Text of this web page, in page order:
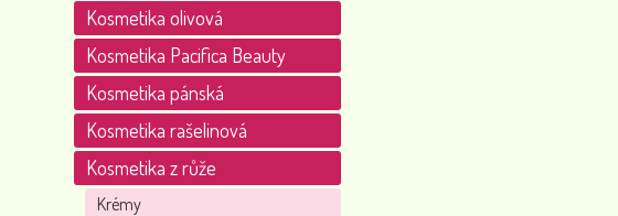
Kosmetika olivová
Kosmetika Pacifica Beauty
Kosmetika pánská
Kosmetika rašelinová
Kosmetika z růže
Krémy